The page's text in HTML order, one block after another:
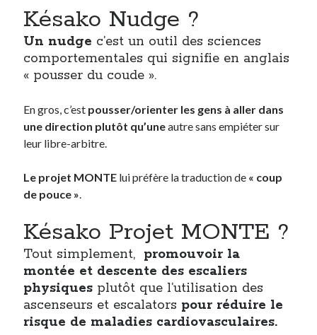
JFdansC’était pas mieux avant… à Lyon
littlecelt
dans
Comment j’ai opéré ma vélorution toute personnelle
dans
Comment j’ai opéré ma vélorution toute personnelle
dans
Comment j’ai opéré ma vélorution toute
personnelle
On parle de quoi ?
Bon plan du dimanche
Coup de coeur
Engagé
Green
Humeur
Lectures
Lyon
Lyon à Livre Ouvert
Késako Nudge ?
Un nudge c’est un outil des sciences
comportementales qui signifie en anglais
« pousser du coude ».
En gros, c’est pousser/orienter les gens à aller dans
une direction plutôt qu’uneautre sans empiéter sur
leur libre-arbitre.
Le projet MONTE lui préfère la traduction de « coup
de pouce ».
Késako Projet MONTE ?
Tout simplement, promouvoir la
montée et descente des escaliers
physiques plutôt que l’utilisation des
ascenseurs et escalators pour réduire le
risque de maladies cardiovasculaires.